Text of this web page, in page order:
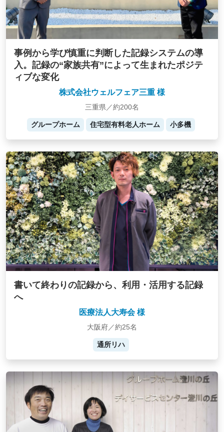
事例から学び慎重に判断した記録システムの導
入。記録の“家族共有”によって生まれたポジテ
ィブな変化
株式会社ウェルフェア三重 様
三重県／約200名
グループホーム 住宅型有料老人ホーム 小多機
書いて終わりの記録から、利用・活用する記録
へ
医療法人大寿会 様
大阪府／約25名
通所リハ